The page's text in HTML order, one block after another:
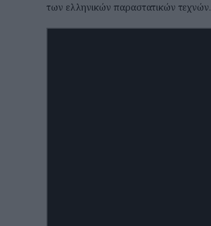
των ελληνικών παραστατικών τεχνών.